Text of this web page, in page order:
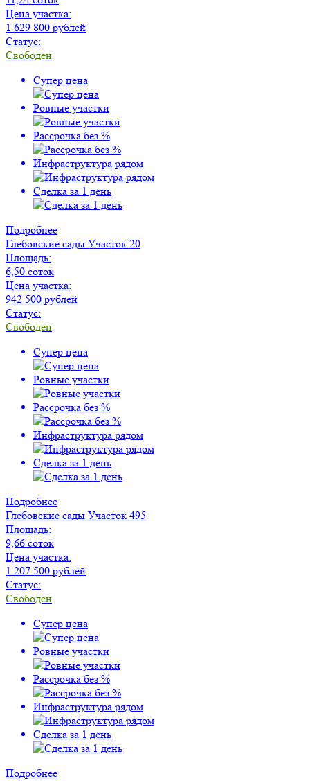
Цена участка:
1 629 800 рублей
Статус:
Свободен
Супер цена
Ровные участки
Рассрочка без %
Инфраструктура рядом
Сделка за 1 день
Подробнее
Глебовские сады Участок 20
Площадь:
6,50 соток
Цена участка:
942 500 рублей
Статус:
Свободен
Супер цена
Ровные участки
Рассрочка без %
Инфраструктура рядом
Сделка за 1 день
Подробнее
Глебовские сады Участок 495
Площадь:
9,66 соток
Цена участка:
1 207 500 рублей
Статус:
Свободен
Супер цена
Ровные участки
Рассрочка без %
Инфраструктура рядом
Сделка за 1 день
Подробнее